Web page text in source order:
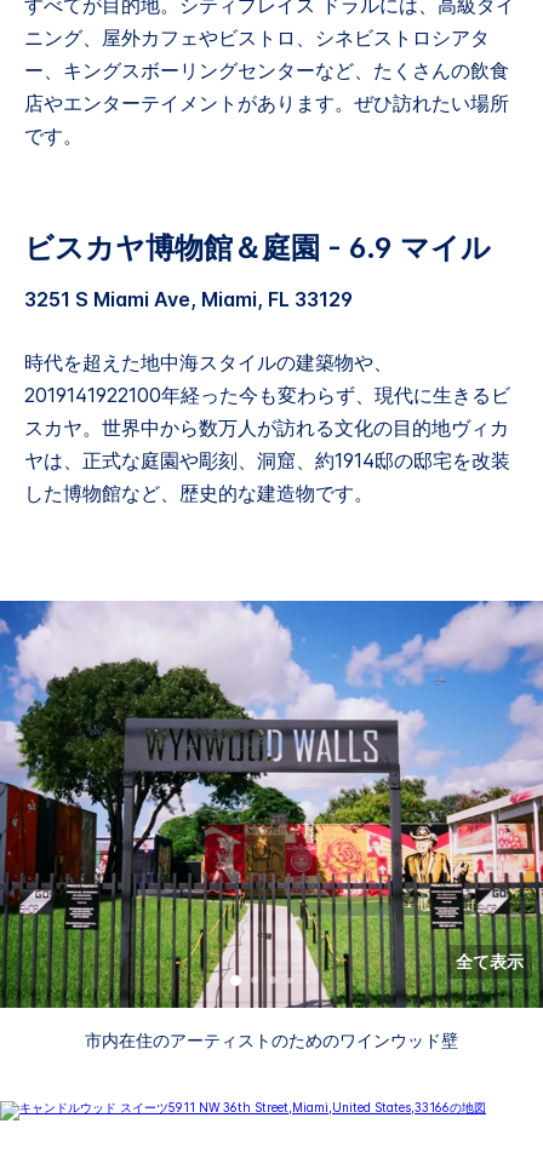
すべてが目的地。シティプレイス ドラルには、高級ダイ
ニング、屋外カフェやビストロ、シネビストロシアタ
ー、キングスボーリングセンターなど、たくさんの飲食
店やエンターテイメントがあります。ぜひ訪れたい場所
です。
ビスカヤ博物館＆庭園 - 6.9 マイル
3251 S Miami Ave, Miami, FL 33129
時代を超えた地中海スタイルの建築物や、
2019141922100年経った今も変わらず、現代に生きるビ
スカヤ。世界中から数万人が訪れる文化の目的地ヴィカ
ヤは、正式な庭園や彫刻、洞窟、約1914邸の邸宅を改装
した博物館など、歴史的な建造物です。
市内在住のアーティストのためのワインウッド壁
全て表示